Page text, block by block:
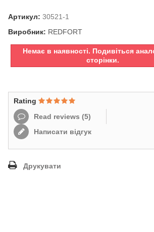
Артикул: 30521-1
Виробник: REDFORT
Немає в наявності. Подивіться
сторінки.
Rating
Read reviews (5)
Написати відгук
Друкувати